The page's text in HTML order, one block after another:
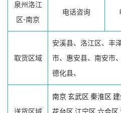
泉州洛江
区-南京
电话咨询
取货区域
安溪县、洛江区、丰
市、惠安县、南安市
德化县、
南京玄武区 秦淮区